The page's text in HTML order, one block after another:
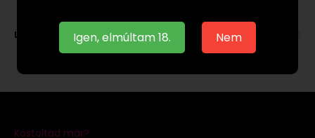
Igen, elmúltam 18. Nem
Leírás